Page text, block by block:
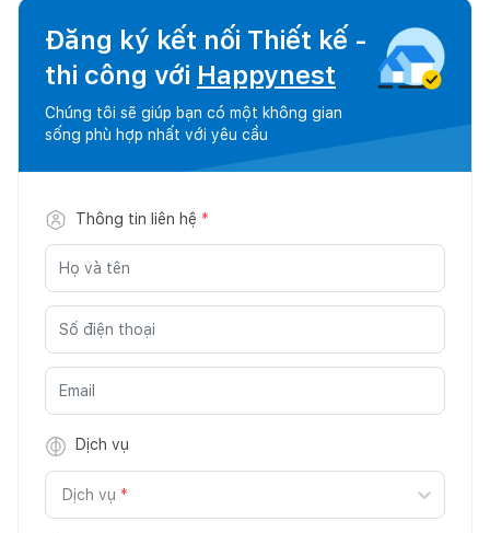
Đăng ký kết nối Thiết kế -
thi công với Happynest
Chúng tôi sẽ giúp bạn có một không gian
sống phù hợp nhất với yêu cầu
Thông tin liên hệ *
Dịch vụ
Dịch vụ *